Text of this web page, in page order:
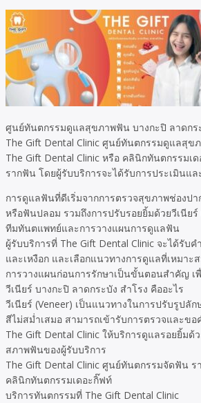
ศูนย์ทันตกรรมดูแลสุขภาพฟัน บางกะปิ ลาดกร
The Gift Dental Clinic ศูนย์ทันตกรรมดูแลสุ
The Gift Dental Clinic หรือ คลินิกทันตกรรม
รากฟัน โดยผู้รับบริการจะได้รับการประเมินแ
การดูแลฟันที่ดีเริ่มจากการตรวจสุขภาพช่องป
หรือฟันปลอม รวมถึงการปรับรอยยิ้มด้วยวีเนีย
ทีมทันตแพทย์และการวางแผนการดูแลฟัน
ผู้รับบริการที่ The Gift Dental Clinic จะได้รั
และเหงือก และเลือกแนวทางการดูแลที่เหมาะ
การวางแผนก่อนการรักษาเป็นขั้นตอนสำคัญ เ
วีเนียร์ บางกะปิ ลาดกระบัง สำโรง คืออะไร
วีเนียร์ (Veneer) เป็นแนวทางในการปรับรู
สีไม่สม่ำเสมอ สามารถเข้ารับการตรวจและข
The Gift Dental Clinic ให้บริการดูแลรอยยิ้ม
สภาพฟันของผู้รับบริการ
The Gift Dental Clinic ศูนย์ทันตกรรมจัดฟัน ร
คลินิกทันตกรรมเดอะกิ๊ฟท์
บริการทันตกรรมที่ The Gift Dental Clinic